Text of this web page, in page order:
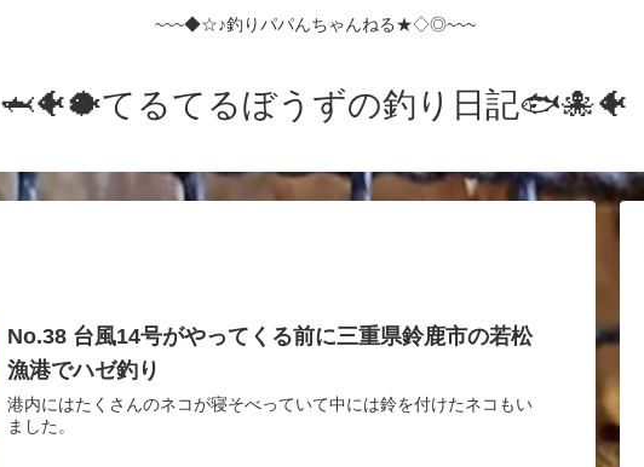
~~~◆☆♪釣りパパんちゃんねる★◇◎~~~
🦈🐠🐡てるてるぼうずの釣り日記🐟️🐙🐠
No.38 台風14号がやってくる前に三重県鈴鹿市の若松
漁港でハゼ釣り
港内にはたくさんのネコが寝そべっていて中には鈴を付けたネコもい
ました。